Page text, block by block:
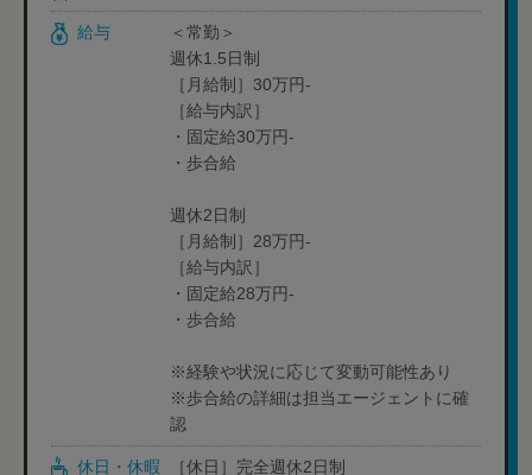
給与
＜常勤＞
週休1.5日制
［月給制］30万円-
［給与内訳］
・固定給30万円‐
・歩合給
週休2日制
［月給制］28万円-
［給与内訳］
・固定給28万円‐
・歩合給
※経験や状況に応じて変動可能性あり
※歩合給の詳細は担当エージェントに確
認
休日・休暇 ［休日］完全週休2日制